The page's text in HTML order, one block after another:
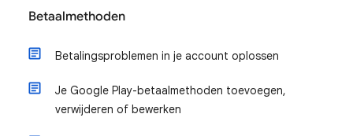
Betaalmethoden
Betalingsproblemen in je account oplossen
Je Google Play-betaalmethoden toevoegen,
verwijderen of bewerken